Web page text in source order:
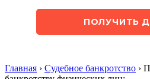
ПОЛУЧИТЬ
Главная › Судебное банкротство ›